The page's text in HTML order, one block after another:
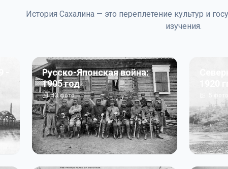
История Сахалина — это переплетение культур и
изучения.
Русско-Японская война:
1905 год
43фото